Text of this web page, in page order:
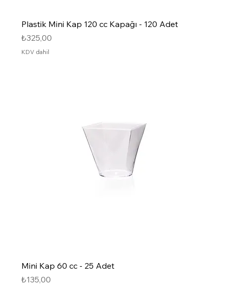
Plastik Mini Kap 120 cc Kapağı - 120 Adet
Fiyat
₺325,00
KDV dahil
Mini Kap 60 cc - 25 Adet
Fiyat
₺135,00